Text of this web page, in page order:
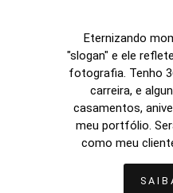
Eternizando
"slogan" e ele
fotografia. Tenho
carreira, e
casamentos,
meu portfólio.
como meu